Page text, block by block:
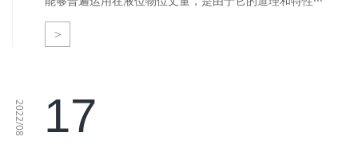
>
2022/08 17